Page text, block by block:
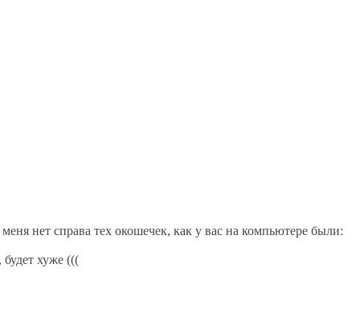
нет справа тех окошечек, как у вас на компьютере были:
хуже (((